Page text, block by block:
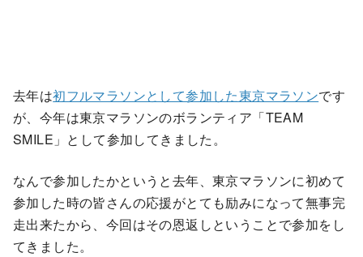
去年は初フルマラソンとして参加した東京マラソンです
が、今年は東京マラソンのボランティア「TEAM
SMILE」として参加してきました。
なんで参加したかというと去年、東京マラソンに初めて
参加した時の皆さんの応援がとても励みになって無事完
走出来たから、今回はその恩返しということで参加をし
てきました。